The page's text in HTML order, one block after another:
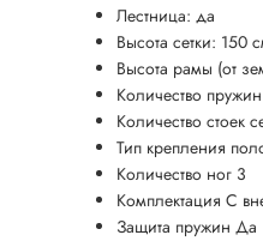
Лестница: да
Высота сетки: 150
Высота рамы (от
Количество
Количество стоек
Тип крепления
Количество ног 3
Комплектация С
Защита пружин Да